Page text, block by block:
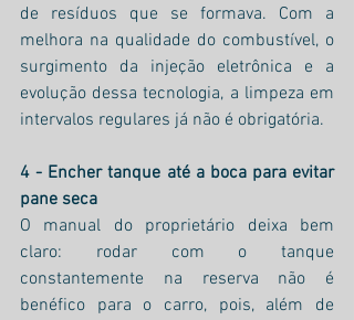
de resíduos que se formava. Com a
melhora na qualidade do combustível, o
surgimento da injeção eletrônica e a
evolução dessa tecnologia, a limpeza em
intervalos regulares já não é obrigatória.
4 - Encher tanque até a boca para evitar
pane seca
O manual do proprietário deixa bem
claro: rodar com o tanque
constantemente na reserva não é
benéfico para o carro, pois, além de